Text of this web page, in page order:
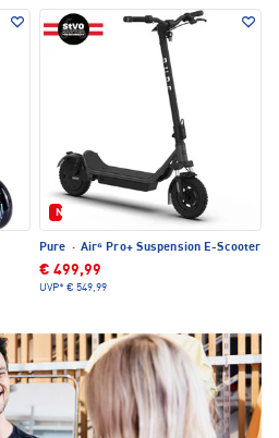
Neu
Pure · Air⁶ Pro+ Suspension E-Scooter
€ 499,99
UVP* € 549,99